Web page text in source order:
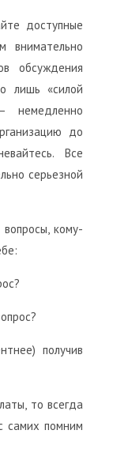
доступные
внимательно
обсуждения
лишь «силой
немедленно
до
Все
серьезной
кому-
получив
то всегда
самих помним